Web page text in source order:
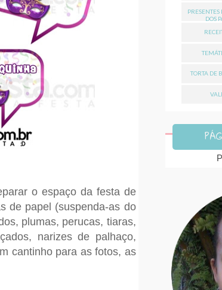
o espaço da festa de
de papel (suspenda-as do
plumas, perucas, tiaras,
narizes de palhaço,
cantinho para as fotos, as
DOS
TORTA DE